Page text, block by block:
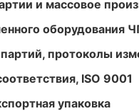
и массовое
оборудования
протоколы
ISO 9001
упаковка